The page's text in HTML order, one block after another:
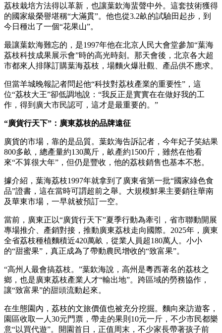
荔枝栽培方法得以革新，也讓葉欽海蜚聲中外。這套技術獲得
的國家級榮譽堪稱“大滿貫”。他也從3.2畝的試驗田起步，到
今日種出了一個“花果山”。
最讓葉欽海難忘的，是1997年他在北京人民大會堂參加“葉海
荔枝科技成果展示會”時的高光時刻。那天會後，北京各大超
市都來人排隊訂購葉海荔枝，場麵火爆壯觀、產品供不應求。
但當羊城晚報記者問起他“科技對荔枝產業的重要性”，這
位“荔枝大王”卻低調地說：“我反正是實實在在做好我的工
作，得到廣大市民認可，這才是最重要的。”
“廣貨行天下”：廣東荔枝的品牌遠征
廣貨的市場，靠的是品質。葉欽海告訴記者，今年妃子笑結果
800多畝，總產量約130萬斤，畝產約1500斤，雖然在他看
來“不算很大年”，但仍是豐收，他的荔枝銷售也基本不愁。
據介紹，葉海荔枝1997年就拿到了廣東省第一批“國家綠色食
品”證書，這在當時可謂超前之舉。大規模鮮果主要銷往華南
及華東市場，一早就被預訂一空。
當前，廣東正以“廣貨行天下”夏季行動為牽引，省市聯動開展
專場推介、產銷對接，推動廣東荔枝走向國際。2025年，廣東
全省荔枝種植麵積近420萬畝，從業人員超180萬人。小小
的“甜蜜果”，真正成為了帶動農民增收的“致富果”。
“高州人最會搞荔枝。”葉欽海說，高州是粵西著名的荔枝之
鄉，也是廣東荔枝產業人才“輸出地”。跨區域的勞務協作，
讓“致富果”的甜頭流動起來。
在生態園內，荔枝的文旅價值也被充分挖掘。麵向來訪遊客，
園區收取一人30元門票，帶走的果則10元一斤，不少市民都樂
意“以買代遊”。開園首日，正值周末，不少家長帶著孩子前